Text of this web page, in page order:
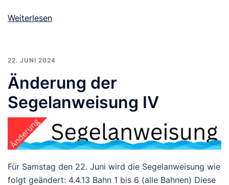
Weiterlesen
22. JUNI 2024
Änderung der
Segelanweisung IV
Für Samstag den 22. Juni wird die Segelanweisung wie
folgt geändert: 4.4.13 Bahn 1 bis 6 (alle Bahnen) Diese